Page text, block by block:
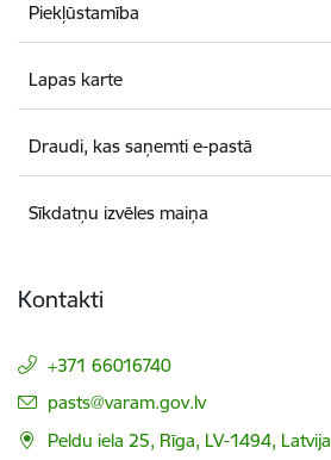
Piekļūstamība
Lapas karte
Draudi, kas saņemti e-pastā
Sīkdatņu izvēles maiņa
Kontakti
+371 66016740
E-pasts:
pasts@varam.gov.lv
Peldu iela 25, Rīga, LV-1494, Latvija